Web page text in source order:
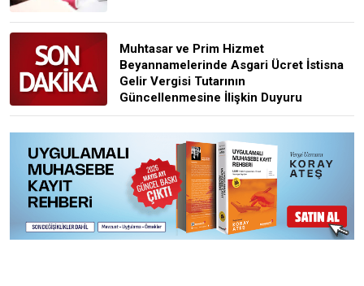
Muhtasar ve Prim Hizmet
Beyannamelerinde Asgari Ücret İstisna
Gelir Vergisi Tutarının
Güncellenmesine İlişkin Duyuru